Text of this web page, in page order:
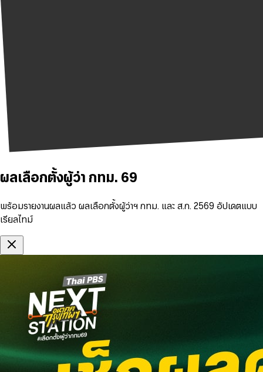
ผลเลือกตั้งผู้ว่า กทม. 69
พร้อมรายงานผลแล้ว ผลเลือกตั้งผู้ว่าฯ กทม. และ ส.ก. 2569 อัปเดตแบบ
เรียลไทม์